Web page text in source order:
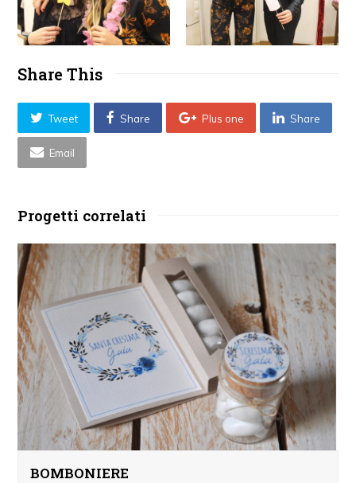
Share This
Tweet Share Plus one Share
Email
Progetti correlati
BOMBONIERE